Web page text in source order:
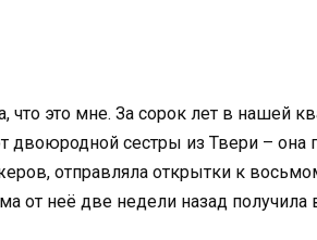
что это мне. За сорок лет в нашей
двоюродной сестры из Твери – она
отправляла открытки к
от неё две недели назад получила